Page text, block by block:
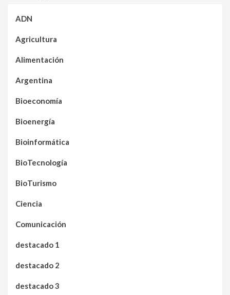
ADN
Agricultura
Alimentación
Argentina
Bioeconomía
Bioenergía
Bioinformática
BioTecnología
BioTurismo
Ciencia
Comunicación
destacado 1
destacado 2
destacado 3